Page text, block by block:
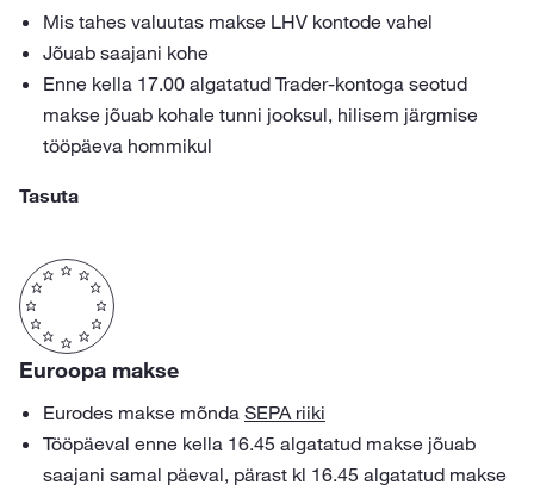
Mis tahes valuutas makse LHV kontode vahel
Jõuab saajani kohe
Enne kella 17.00 algatatud Trader-kontoga seotud
makse jõuab kohale tunni jooksul, hilisem järgmise
tööpäeva hommikul
Tasuta
Euroopa makse
Eurodes makse mõnda SEPA riiki
Tööpäeval enne kella 16.45 algatatud makse jõuab
saajani samal päeval, pärast kl 16.45 algatatud makse